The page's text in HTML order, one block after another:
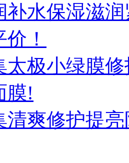
补水保湿滋
！
太极小绿膜
膜!
清爽修护提